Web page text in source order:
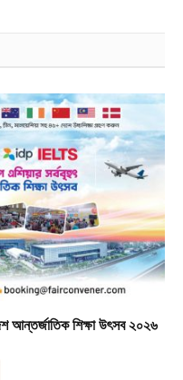
আন্তর্জাতিক শিক্ষা উৎসব ২০২৬